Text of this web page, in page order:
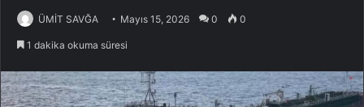
ÜMİT SAVĞA Mayıs 15, 2026 0 0
1 dakika okuma süresi